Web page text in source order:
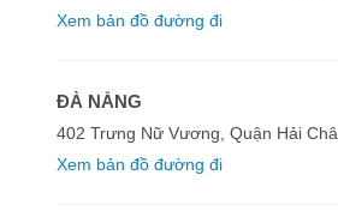
Xem bản đồ đường đi
ĐÀ NẴNG
402 Trưng Nữ Vương, Quận Hải
Xem bản đồ đường đi